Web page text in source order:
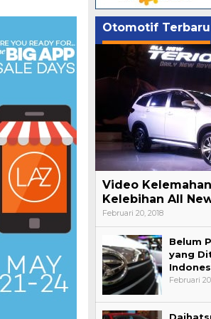
Otomotif Terbaru
Video
Kelebihan All
Februari 20, 2018
Belum
yang
Februari